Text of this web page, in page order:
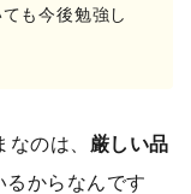
も今後勉強し
のは、 厳しい品
るからなんです